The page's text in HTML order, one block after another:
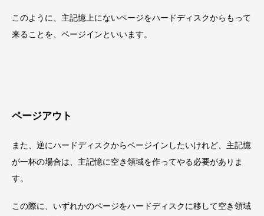
このように、主記憶上にないページをハードディスクからもって
来ることを、ページインといいます。
ページアウト
また、逆にハードディスクからページインしたいけれど、主記憶
が一杯の場合は、主記憶に空き領域を作ってやる必要がありま
す。
この際に、いずれかのページをハードディスクに移して空き領域